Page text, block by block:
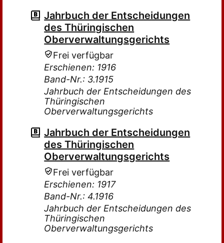
Jahrbuch der Entscheidungen
des Thüringischen
Oberverwaltungsgerichts
Frei verfügbar
Erschienen: 1916
Band-Nr.: 3.1915
Jahrbuch der Entscheidungen des
Thüringischen
Oberverwaltungsgerichts
Jahrbuch der Entscheidungen
des Thüringischen
Oberverwaltungsgerichts
Frei verfügbar
Erschienen: 1917
Band-Nr.: 4.1916
Jahrbuch der Entscheidungen des
Thüringischen
Oberverwaltungsgerichts